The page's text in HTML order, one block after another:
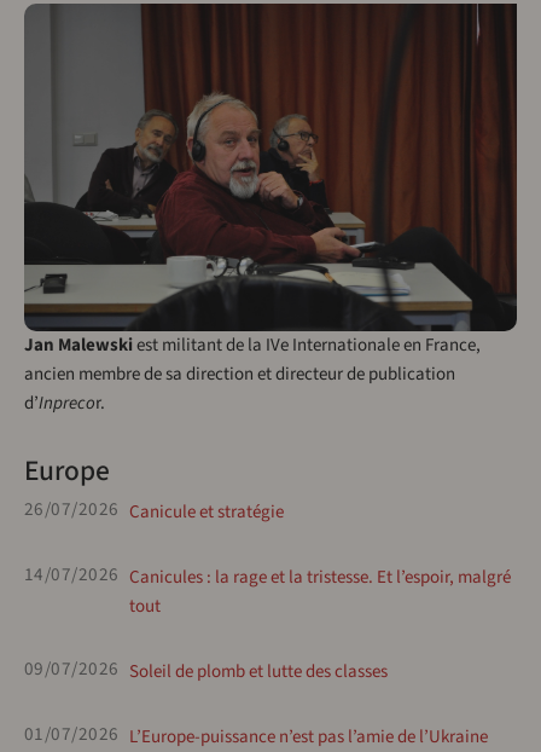
Jan Malewskiest militant de la IVe Internationale en France,
ancien membre de sa direction et directeur de publication
d’Inprecor.
Europe
26/07/2026 Canicule et stratégie
14/07/2026 Canicules : la rage et la tristesse. Et l’espoir, malgré
tout
09/07/2026 Soleil de plomb et lutte des classes
01/07/2026 L’Europe-puissance n’est pas l’amie de l’Ukraine